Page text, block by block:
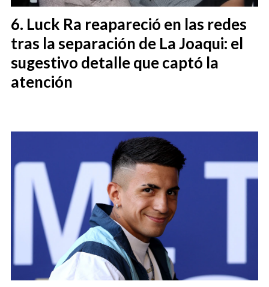
Luck Ra reapareció en las redes
tras la separación de La Joaqui: el
sugestivo detalle que captó la
atención